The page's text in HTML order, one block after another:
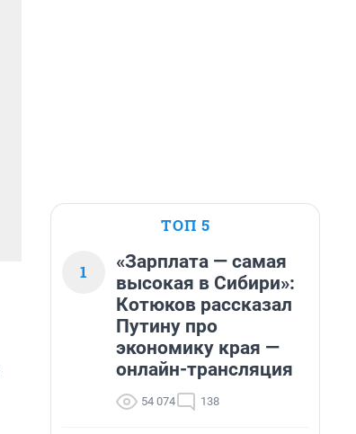
ТОП 5
1
«Зарплата — самая
высокая в Сибири»:
Котюков рассказал
Путину про
экономику края —
онлайн-трансляция
54 074 138